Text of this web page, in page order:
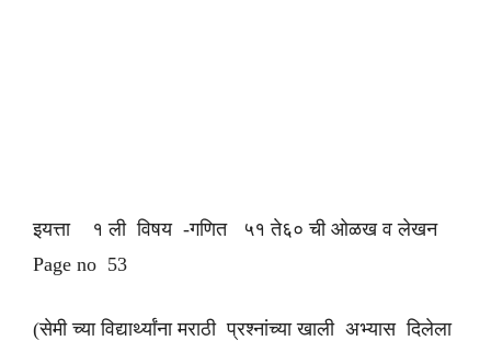
इयत्ता १ ली विषय -गणित ५१ ते६० ची ओळख व लेखन
Page no 53
(सेमी च्या विद्यार्थ्यांना मराठी प्रश्नांच्या खाली अभ्यास दिलेला